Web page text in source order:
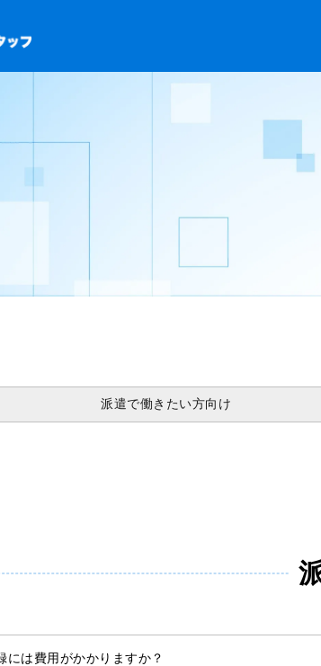
派遣で働きたい方向け
には費用がかかりますか？